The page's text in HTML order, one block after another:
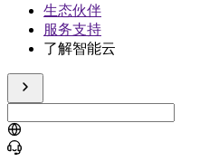
生态伙伴
服务支持
了解智能云